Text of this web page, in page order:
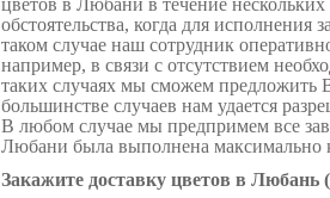
обстоятельства, когда для исполнения
таком случае наш сотрудник
например, в связи с отсутствием
таких случаях мы сможем
большинстве случаев нам удается
В любом случае мы предпримем все
Любани была выполнена максимально
Закажите доставку цветов в Любань